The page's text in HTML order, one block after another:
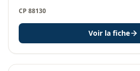
CP 88130
Voir la fiche